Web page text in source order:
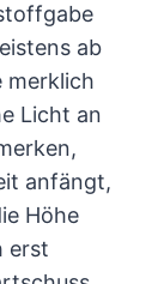
ab
merklich
Licht an
anfängt,
Höhe
erst